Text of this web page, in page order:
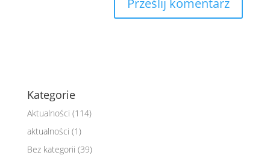
Kategorie
Aktualności (114)
aktualności (1)
Bez kategorii (39)